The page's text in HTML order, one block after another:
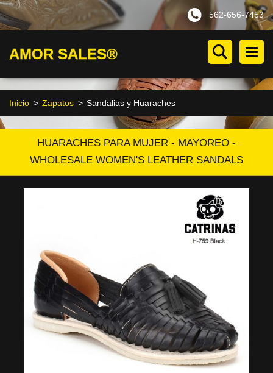
562-656-7453
AMOR SALES®
Inicio > Zapatos > Sandalias y Huaraches
HUARACHES PARA MUJER - MAYOREO -
WHOLESALE WOMEN'S LEATHER SANDALS